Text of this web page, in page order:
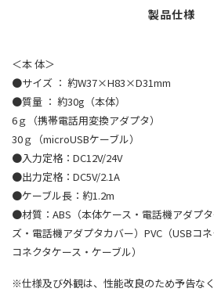
＜本 体＞
●サイズ ： 約W37×H83×D31mm
●質量 ： 約30g（本体）
6ｇ（携帯電話用変換アダプタ）
30ｇ（microUSBケーブル）
●入力定格：DC12V/24V
●出力定格：DC5V/2.1A
●ケーブル長：約1.2m
●材質：ABS（本体ケース・電話機アダプ
ズ・電話機アダプタカバー）PVC（USBコ
コネクタケース・ケーブル）
※仕様及び外観は、性能改良のため予告な